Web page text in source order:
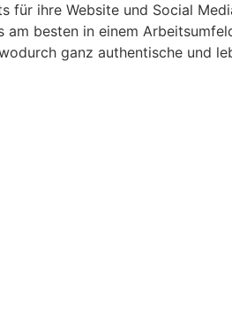
für ihre Website und Social
am besten in einem
ganz authentische und